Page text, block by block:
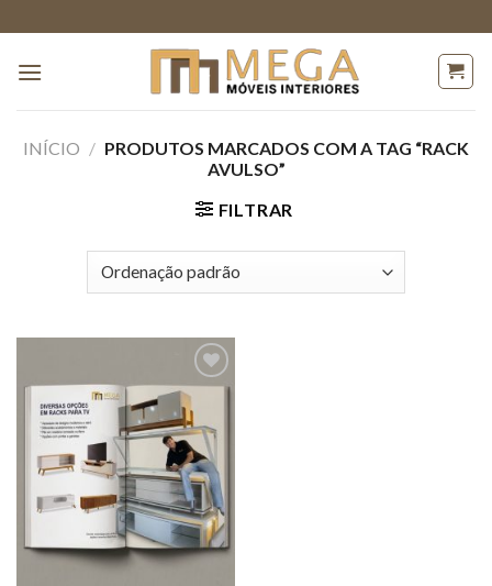
to
content
INÍCIO / PRODUTOS MARCADOS COM A TAG “RACK
AVULSO”
FILTRAR
Adicionar
a lista de
desejos